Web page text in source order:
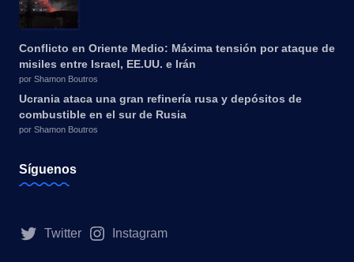
Conflicto en Oriente Medio: Máxima tensión por ataque de
misiles entre Israel, EE.UU. e Irán
por Shamon Boutros
Ucrania ataca una gran refinería rusa y depósitos de
combustible en el sur de Rusia
por Shamon Boutros
Síguenos
Twitter Instagram